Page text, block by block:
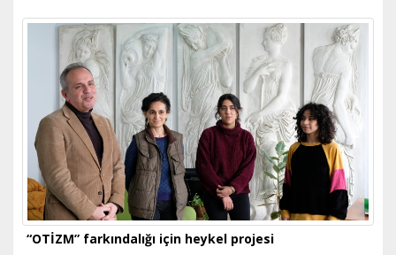
“OTİZM” farkındalığı için heykel projesi